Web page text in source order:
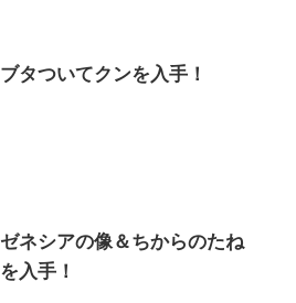
ブタついてクンを入手！
ゼネシアの像＆ちからのたね
を入手！